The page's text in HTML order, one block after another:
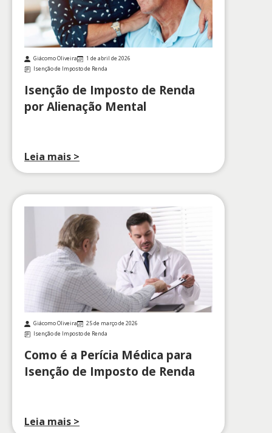
Giácomo Oliveira
1 de abril de 2026
Isenção de Imposto de Renda
Isenção de Imposto de Renda
por Alienação Mental
Leia mais >
Giácomo Oliveira
25 de março de 2026
Isenção de Imposto de Renda
Como é a Perícia Médica para
Isenção de Imposto de Renda
Leia mais >